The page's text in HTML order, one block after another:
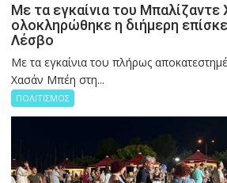
Με τα εγκαίνια του
ολοκληρώθηκε η διήμερη
Λέσβο
Με τα εγκαίνια του πλήρως
Χασάν Μπέη στη...
ΠΟΛΙΤΙΣΜΟΣ